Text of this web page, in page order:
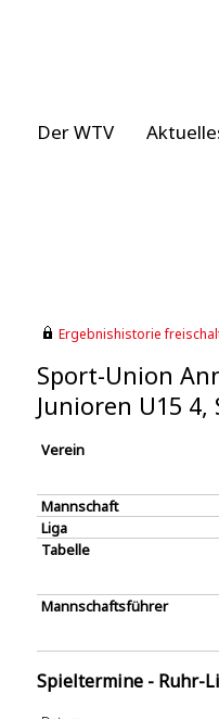
Der WTV
Ergebnishistorie
Sport-Union
Junioren U15 4,
Verein
Mannschaft
Liga
Tabelle
Mannschaftsführer
Spieltermine - Ruhr-